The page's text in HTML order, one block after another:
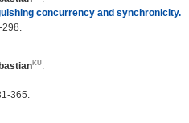
concurrency and synchronicity.
298.
:
365.